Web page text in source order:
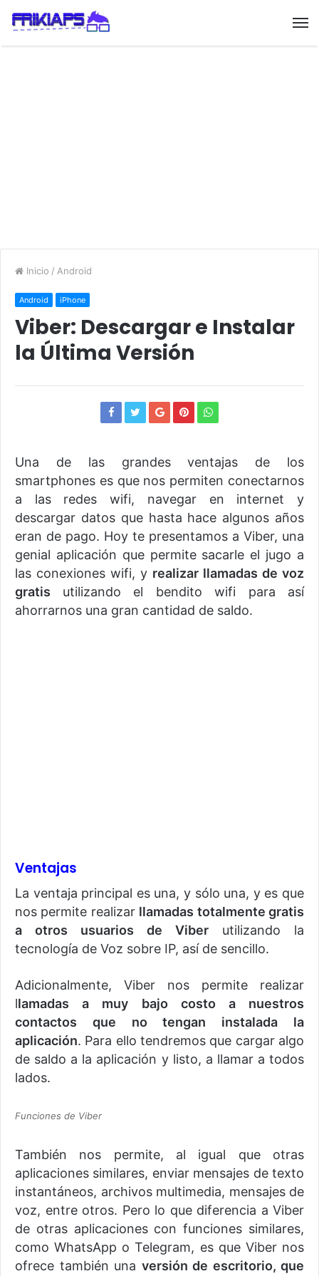
Inicio / Android
Android iPhone
Viber: Descargar e Instalar
la Última Versión
Una de las grandes ventajas de los
smartphones es que nos permiten conectarnos
a las redes wifi, navegar en internet y
descargar datos que hasta hace algunos años
eran de pago. Hoy te presentamos a Viber, una
genial aplicación que permite sacarle el jugo a
las conexiones wifi, y realizar llamadas de voz
gratis utilizando el bendito wifi para así
ahorrarnos una gran cantidad de saldo.
Ventajas
La ventaja principal es una, y sólo una, y es que
nos permite realizar llamadas totalmente gratis
a otros usuarios de Viber utilizando la
tecnología de Voz sobre IP, así de sencillo.
Adicionalmente, Viber nos permite realizar
llamadas a muy bajo costo a nuestros
contactos que no tengan instalada la
aplicación. Para ello tendremos que cargar algo
de saldo a la aplicación y listo, a llamar a todos
lados.
Funciones de Viber
También nos permite, al igual que otras
aplicaciones similares, enviar mensajes de texto
instantáneos, archivos multimedia, mensajes de
voz, entre otros. Pero lo que diferencia a Viber
de otras aplicaciones con funciones similares,
como WhatsApp o Telegram, es que Viber nos
ofrece también una versión de escritorio, que